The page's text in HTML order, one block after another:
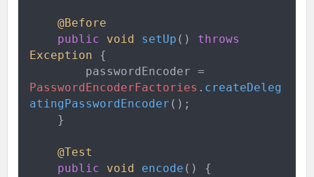
@Before
public
void setUp ( )
throws
Exception
{
        passwordEncoder
=
PasswordEncoderFactories . createDeleg
atingPasswordEncoder ( ) ;
}
@Test
public
void encode ( )
{